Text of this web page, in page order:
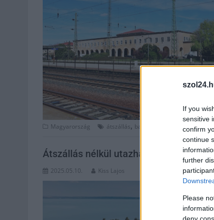
If you
sensitive
confirm
continue
further
Please
deny
Magyarország átszállás, baleset ,hatvan,
Átszállás nélkül utazhatunk a
2025.05.10. Kiss Lajos